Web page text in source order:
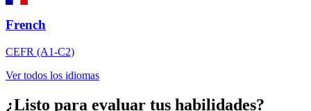
French
CEFR (A1-C2)
Ver todos los idiomas
¿Listo para evaluar tus habilidades?